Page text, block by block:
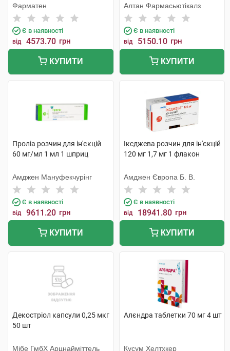
Фарматен
Є в наявності
від 4573.70 грн
КУПИТИ
Алтан Фармасьютікалз
Є в наявності
від 5150.10 грн
КУПИТИ
Проліа розчин для ін'єкцій
60 мг/мл 1 мл 1 шприц
Амджен Мануфекчурінг
Є в наявності
від 9611.20 грн
КУПИТИ
Іксджева розчин для ін'єкцій
120 мг 1,7 мг 1 флакон
Амджен Європа Б. В.
Є в наявності
від 18941.80 грн
КУПИТИ
Декостріол капсули 0,25 мкг
50 шт
Мібе ГмбХ Арцнайміттель
Алєндра таблетки 70 мг 4 шт
Кусум Хелтхкер